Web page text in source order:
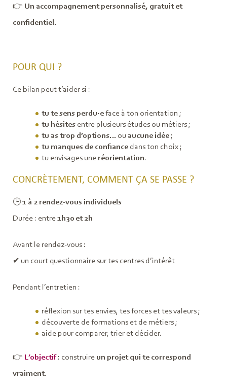
👉 Un accompagnement personnalisé, gratuit et
confidentiel.
POUR QUI ?
Ce bilan peut t’aider si :
tu te sens perdu·eface à ton orientation ;
tu hésitesentre plusieurs études ou métiers ;
tu as trop d’options… ou aucune idée;
tu manques de confiancedans ton choix ;
tu envisages une réorientation.
CONCRÈTEMENT, COMMENT ÇA SE PASSE ?
🕒1 à 2 rendez-vous individuels
Durée : entre1h30 et 2h
Avant le rendez-vous :
✔ un court questionnaire sur tes centres d’intérêt
Pendant l’entretien :
réflexion sur tes envies, tes forces et tes valeurs ;
découverte de formations et de métiers ;
aide pour comparer, trier et décider.
👉 L’objectif: construire un projet qui te correspond
vraiment.